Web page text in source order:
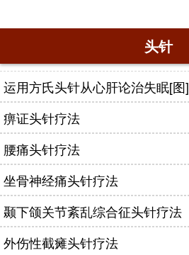
头针
运用方氏头针从心肝论治失眠[图]
痹证头针疗法
腰痛头针疗法
坐骨神经痛头针疗法
颞下颌关节紊乱综合征头针疗法
外伤性截瘫头针疗法